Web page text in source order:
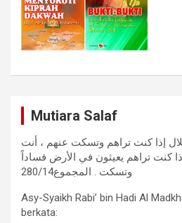
Mutiara Salaf
إذا كنت تراهم وتسكت عنهم ، أنت
كنت تراهم يعيثون في الأرض فساداً
وتسكت . المجموع280/14
Asy-Syaikh Rabi’ bin Hadi Al
berkata: